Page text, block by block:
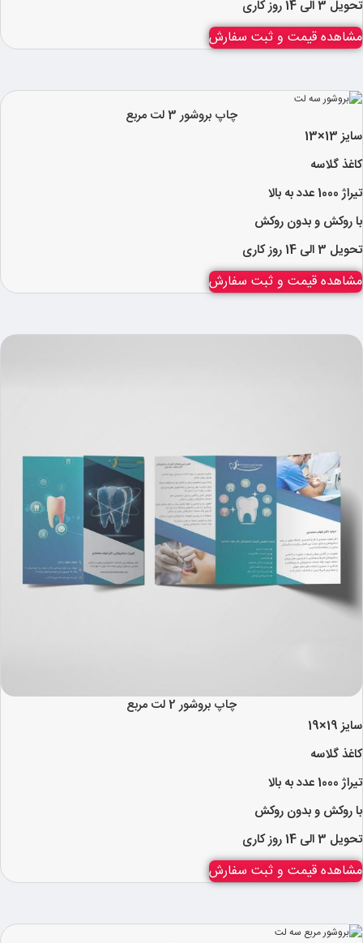
تحویل 3 الی 14 روز کاری
مشاهده قیمت و ثبت سفارش
چاپ بروشور 3 لت مربع
سایز 13×13
کاغذ گلاسه ​
تیراژ 1000 عدد به بالا​
با روکش و بدون روکش​​
تحویل 3 الی 14 روز کاری
مشاهده قیمت و ثبت سفارش
چاپ بروشور 2 لت مربع
سایز 19×19
کاغذ گلاسه
تیراژ 1000 عدد به بالا
با روکش و بدون روکش​
تحویل 3 الی 14 روز کاری
مشاهده قیمت و ثبت سفارش